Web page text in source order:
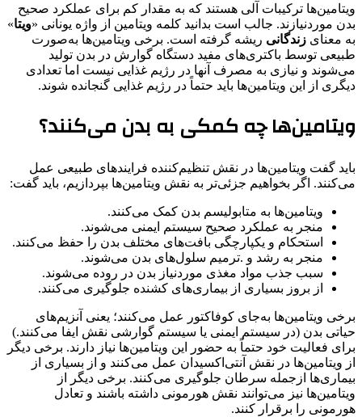
ویتامین‌ها ترکیبات آلی هستند که به مقدار کم برای عملکرد صحیح
بدن موردنیازند. جالب است بدانید کلمه‌ ویتامین از واژه‌ یونانی «ویتا»
به معنای زندگانی ریشه گرفته است. برخی ویتامین‌ها به‌صورت
طبیعی توسط باکتری‌های مفید دستگاه گوارش در بدن تولید
می‌شوند و نیازی به مصرف آنها در رژیم غذایی نیست اما تعدادی
دیگری از این ویتامین‌ها باید حتماً در رژیم غذایی گنجانده شوند.
ویتامین‌ها چه کمکی به بدن می‌کنند؟
باید گفت ویتامین‌ها در نقش تنظیم‌کننده‌ فرایندهای طبیعی عمل
می‌کنند. اگر بخواهیم جزئی‌تر به نقش ویتامین‌ها بپردازیم، باید گفت:
ویتامین‌ها به متابولیسم بدن کمک می‌کنند.
منجر به عملکرد صحیح سیستم ایمنی می‌شوند.
استحکام و یکپارچگی بافت‌های مختلف بدن را حفظ می‌کنند.
منجر به رشد و .ترمیم سلول‌های بدن می‌شوند.
سبب جذب مواد مغذی موردنیاز بدن در روده می‌شوند.
از بروز بسیاری از بیماری‌های کشنده جلوگیری می‌کنند.
برخی ویتامین‌ها به‌جای کوفاکتور عمل می‌کنند؛ یعنی آنزیم‌های
حیاتی بدن (در سیستم ایمنی یا سیستم گوارشی نقش ایفا می‌کنند.)
برای فعالیت خود حتماً به حضور این ویتامین‌ها نیاز دارند. برخی دیگر
از ویتامین‌ها در نقش آنتی‌اکسیدان عمل می‌کنند و از بسیاری از
بیماری‌ها ازجمله سرطان جلوگیری می‌کنند. برخی دیگر از
ویتامین‌ها نیز می‌توانند نقش هورمونی داشته باشند و تعادل
هورمونی را برقرار کنند.